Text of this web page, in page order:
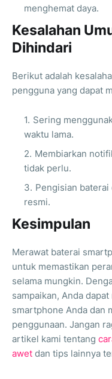
menghemat daya.
Kesalahan
Dihindari
Berikut adalah
pengguna yang dapat
Sering
waktu lama.
Membiarkan
tidak perlu.
Pengisian
resmi.
Kesimpulan
Merawat baterai
untuk memastikan
selama mungkin.
sampaikan, Anda
smartphone Anda dan
penggunaan. Jangan
artikel kami tentang
awet dan tips lainnya